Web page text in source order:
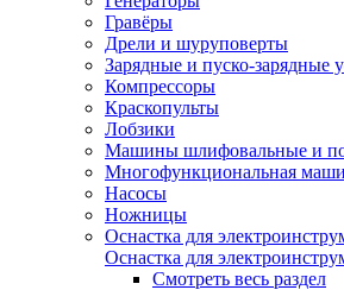
Гравёры
Дрели и шуруповерты
Зарядные и пуско-зарядные
Компрессоры
Краскопульты
Лобзики
Машины шлифовальные и
Многофункциональная
Насосы
Ножницы
Оснастка для
Оснастка для
Смотреть весь раздел